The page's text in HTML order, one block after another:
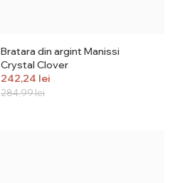
Bratara din argint Manissi
Crystal Clover
284,99lei
242,24 lei